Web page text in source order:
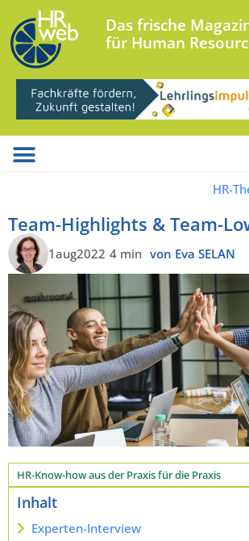
Das frische
für Human
HR-
Team-Highlights & Team-
1aug2022 4 min von Eva SELAN
HR-Know-how aus der Praxis für die Praxis
Inhalt
Experten-Interview